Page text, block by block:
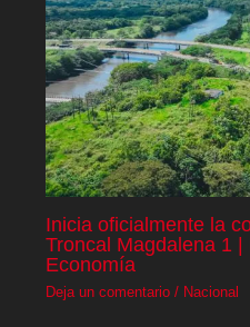
Inicia oficialmente la
Troncal Magdalena 1 |
Economía
Deja un comentario / Nacional